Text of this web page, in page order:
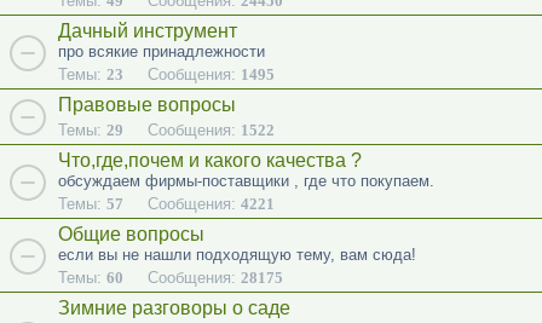
Дачный инструмент
про всякие принадлежности
Темы: 23 Сообщения: 1495
Правовые вопросы
Темы: 29 Сообщения: 1522
Что,где,почем и какого качества ?
обсуждаем фирмы-поставщики , где что покупаем.
Темы: 57 Сообщения: 4221
Общие вопросы
если вы не нашли подходящую тему, вам сюда!
Темы: 60 Сообщения: 28175
Зимние разговоры о саде